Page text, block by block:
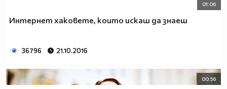
01:06
Интернет хаковете, които искаш да знаеш
36796 21.10.2016
00:56